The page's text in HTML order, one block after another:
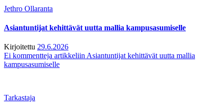
Jethro Ollaranta
Asiantuntijat kehittävät uutta mallia kampusasumiselle
Kirjoitettu 29.6.2026
Ei kommentteja artikkeliin Asiantuntijat kehittävät uutta mallia
kampusasumiselle
Tarkastaja